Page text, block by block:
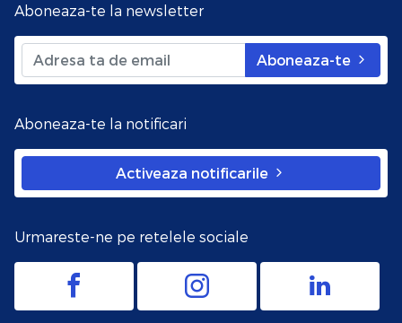
Aboneaza-te la newsletter
Aboneaza-te
Aboneaza-te la notificari
Activeaza notificarile
Urmareste-ne pe retelele sociale